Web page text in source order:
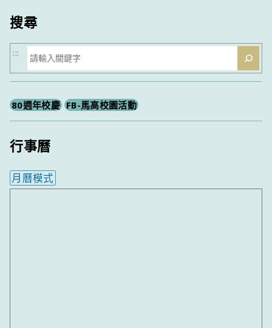
搜尋
搜
尋
:::
80週年校慶 FB-馬高校園活動
行事曆
月曆模式